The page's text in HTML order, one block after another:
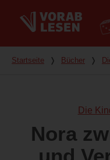
Du bist hier
Startseite ❭ Bücher ❭
Die
Nora